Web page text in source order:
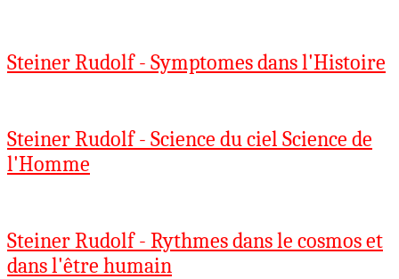
Steiner Rudolf - Symptomes dans l'Histoire
Steiner Rudolf - Science du ciel Science de
l'Homme
Steiner Rudolf - Rythmes dans le cosmos et
dans l'être humain